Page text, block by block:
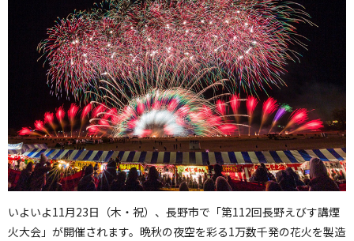
いよいよ11月23日（木・祝）、長野市で「第112回長野えびす講煙
火大会」が開催されます。晩秋の夜空を彩る1万数千発の花火を製造